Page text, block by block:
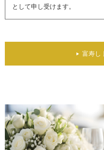
として申し受けます。
富寿し